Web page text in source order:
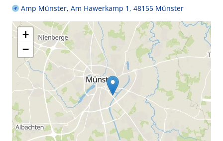
Amp Münster, Am Hawerkamp 1, 48155 Münster
+
−